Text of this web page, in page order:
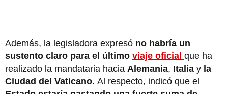
Además, la legisladora expresó no habría un
sustento claro para el último viaje oficial que ha
realizado la mandataria hacia Alemania, Italia y la
Ciudad del Vaticano. Al respecto, indicó que el